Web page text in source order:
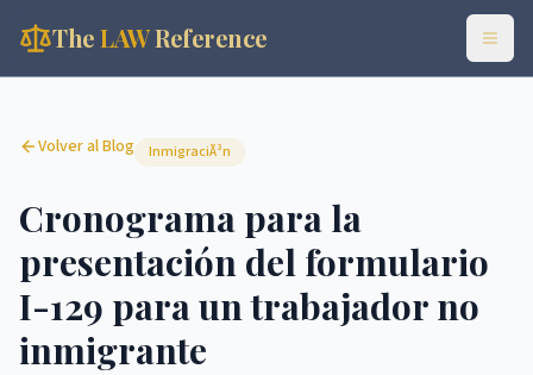
TheLAWReference
Volver al Blog InmigraciÃ³n
Cronograma para la
presentación del formulario
I-129 para un trabajador no
inmigrante